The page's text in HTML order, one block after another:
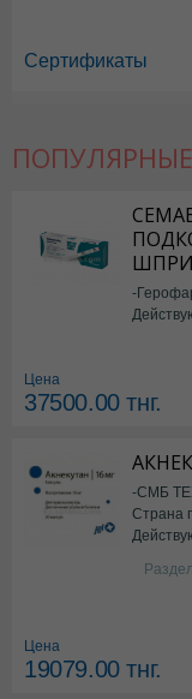
Сертификаты
-
Цена
37500.00тнг.
-СМБ
Страна
Цена
19079.00тнг.